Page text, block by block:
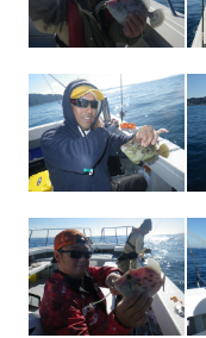
お問い合わせ
採用情報
Recruit